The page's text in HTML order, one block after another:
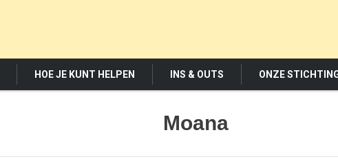
HOE JE KUNT HELPEN INS & OUTS ONZE
Moana